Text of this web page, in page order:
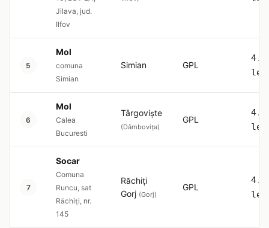
Jilava, jud.
Ilfov
5
Mol
comuna
Simian
Simian GPL
6
Mol
Calea
Bucuresti
Târgoviște
(Dâmbovița)
GPL
7
Socar
Comuna
Runcu, sat
Răchiți, nr.
145
Răchiți
Gorj (Gorj)
GPL